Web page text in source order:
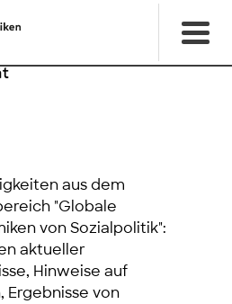
aus dem
"Globale
von Sozialpolitik":
aktueller
Hinweise auf
Ergebnisse von